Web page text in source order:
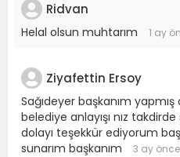
Ridvan
Helal olsun muhtarım 1 ay
Ziyafettin Ersoy
Sağıdeyer başkanım
belediye anlayışı nız
dolayı teşekkür ediyorum
sunarım başkanım
3 ay önce